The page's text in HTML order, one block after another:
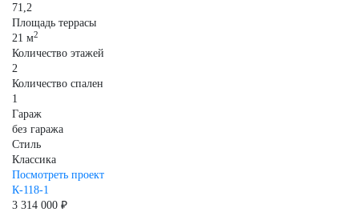
71,2
Площадь террасы
21 м2
Количество этажей
2
Количество спален
1
Гараж
без гаража
Стиль
Классика
Посмотреть проект
К-118-1
3 314 000 ₽